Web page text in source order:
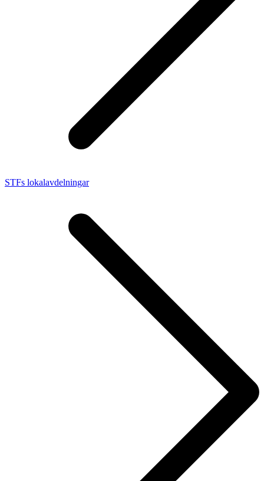
STFs lokalavdelningar